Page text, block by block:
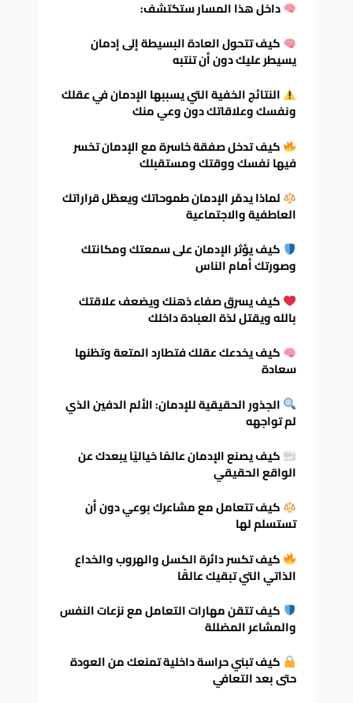
داخل هذا المسار ستكتشف:
كيف تتحول العادة البسيطة إلى إدمان
يسيطر عليك دون أن تنتبه
النتائج الخفية التي يسببها الإدمان في عقلك
ونفسك وعلاقاتك دون وعي منك
كيف تدخل صفقة خاسرة مع الإدمان تخسر
فيها نفسك ووقتك ومستقبلك
لماذا يدمّر الإدمان طموحاتك ويعطّل قراراتك
العاطفية والاجتماعية
كيف يؤثر الإدمان على سمعتك ومكانتك
وصورتك أمام الناس
كيف يسرق صفاء ذهنك ويضعف علاقتك
بالله ويقتل لذة العبادة داخلك
كيف يخدعك عقلك فتطارد المتعة وتظنها
سعادة
الجذور الحقيقية للإدمان: الألم الدفين الذي
لم تواجهه
كيف يصنع الإدمان عالمًا خياليًا يبعدك عن
الواقع الحقيقي
كيف تتعامل مع مشاعرك بوعي دون أن
تستسلم لها
كيف تكسر دائرة الكسل والهروب والخداع
الذاتي التي تبقيك عالقًا
كيف تتقن مهارات التعامل مع نزعات النفس
والمشاعر المضللة
كيف تبني حراسة داخلية تمنعك من العودة
حتى بعد التعافي